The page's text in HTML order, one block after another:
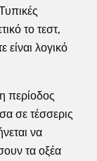
το τεστ,
είναι λογικό
περίοδος
σε τέσσερις
να
τα οξέα